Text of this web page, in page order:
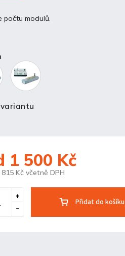
počtu modulů.
1 500 Kč
815 Kč včetně DPH
Přidat do košíku